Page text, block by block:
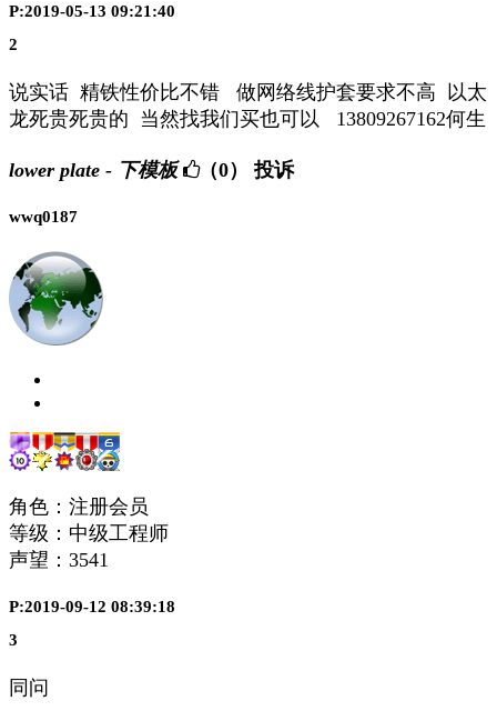
P:2019-05-13 09:21:40
2
说实话 精铁性价比不错 做网络线护套要求不高 以太
龙死贵死贵的 当然找我们买也可以 13809267162何生
lower plate - 下模板 （0） 投诉
wwq0187
角色：注册会员
等级：中级工程师
声望： 3541
P:2019-09-12 08:39:18
3
同问